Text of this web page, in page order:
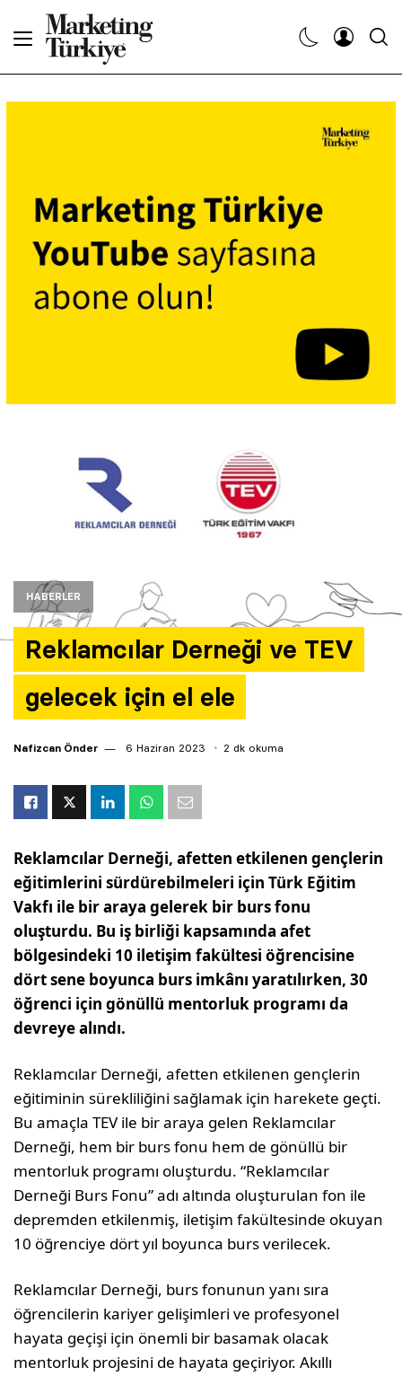
HABERLER
Reklamcılar Derneği ve TEV
gelecek için el ele
Nafizcan Önder 6 Haziran 2023 2 dk okuma
Reklamcılar Derneği, afetten etkilenen gençlerin
eğitimlerini sürdürebilmeleri için Türk Eğitim
Vakfı ile bir araya gelerek bir burs fonu
oluşturdu. Bu iş birliği kapsamında afet
bölgesindeki 10 iletişim fakültesi öğrencisine
dört sene boyunca burs imkânı yaratılırken, 30
öğrenci için gönüllü mentorluk programı da
devreye alındı.
Reklamcılar Derneği, afetten etkilenen gençlerin
eğitiminin sürekliliğini sağlamak için harekete geçti.
Bu amaçla TEV ile bir araya gelen Reklamcılar
Derneği, hem bir burs fonu hem de gönüllü bir
mentorluk programı oluşturdu. “Reklamcılar
Derneği Burs Fonu” adı altında oluşturulan fon ile
depremden etkilenmiş, iletişim fakültesinde okuyan
10 öğrenciye dört yıl boyunca burs verilecek.
Reklamcılar Derneği, burs fonunun yanı sıra
öğrencilerin kariyer gelişimleri ve profesyonel
hayata geçişi için önemli bir basamak olacak
mentorluk projesini de hayata geçiriyor. Akıllı
Dergiler
Etkinlikler
Araştırma